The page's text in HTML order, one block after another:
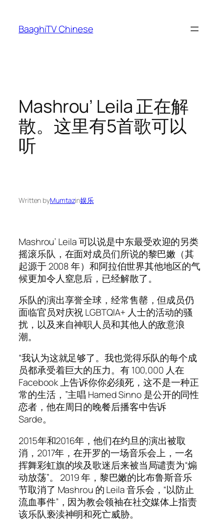
content
BaaghiTV Chinese
Mashrou’ Leila 正在解
散。这里有5首歌可以
听
Written byMumtazin娱乐
Mashrou’ Leila 可以说是中东最受欢迎的另类
摇滚乐队，在面对成员们所说的黎巴嫩（其
起源于 2008 年）和阿拉伯世界其他地区的气
候更加令人窒息后，已经解散了。
乐队的演出享誉全球，经常售罄，但成员仍
面临官员对庆祝 LGBTQIA+ 人士的活动的骚
扰，以及来自神职人员和其他人的敌意浪
潮。
“我认为这就足够了。我也觉得乐队的每个成
员都承受着巨大的压力。有 100,000 人在
Facebook 上告诉你你必须死，这不是一种正
常的生活，”主唱 Hamed Sinno 是公开的同性
恋者，他在周日的晚餐后播客中告诉
Sarde。
2015年和2016年，他们在约旦的演出被取
消，2017年，在开罗的一场音乐会上，一名
挥舞彩虹旗的埃及歌迷后来被当局谴责为“煽
动放荡”。 2019 年，黎巴嫩的比布鲁斯音乐
节取消了 Mashrou 的 Leila 音乐会，“以防止
流血事件”，因为教会领袖在社交媒体上指责
该乐队亵渎神明和死亡威胁。